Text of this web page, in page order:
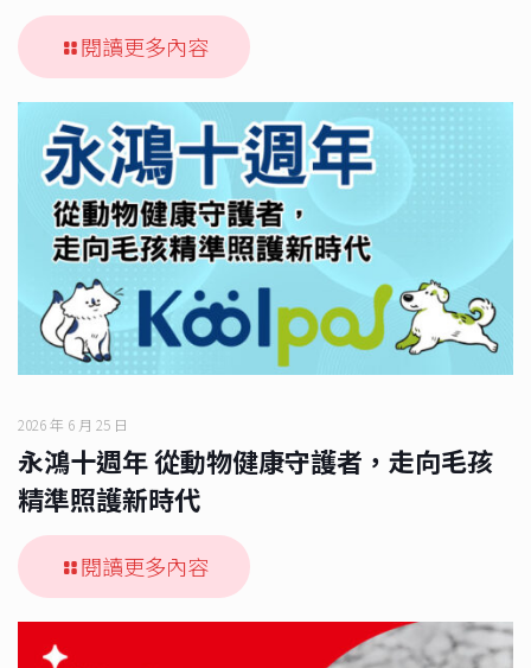
閱讀更多內容
2026 年 6 月 25 日
永鴻十週年 從動物健康守護者，走向毛孩
精準照護新時代
閱讀更多內容